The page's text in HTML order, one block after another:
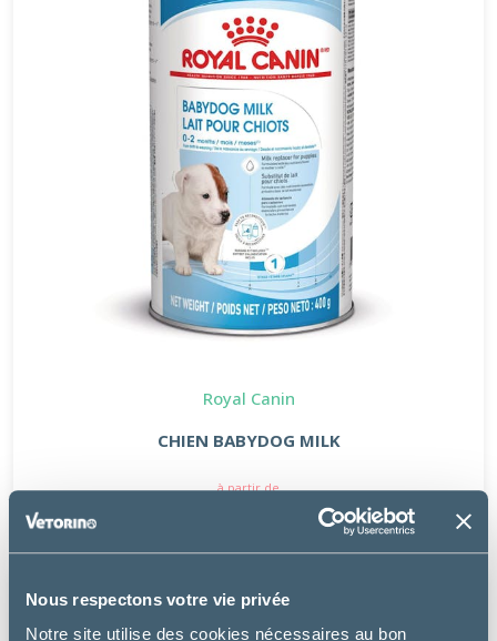
Nous respectons votre vie privée
Notre site utilise des cookies nécessaires au bon
Royal Canin
CHIEN BABYDOG MILK
à partir de